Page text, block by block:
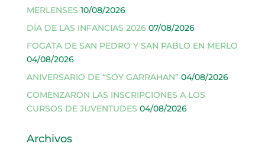
MERLENSES 10/08/2026
DÍA DE LAS INFANCIAS 2026 07/08/2026
FOGATA DE SAN PEDRO Y SAN PABLO EN MERLO
04/08/2026
ANIVERSARIO DE “SOY GARRAHAN” 04/08/2026
COMENZARON LAS INSCRIPCIONES A LOS
CURSOS DE JUVENTUDES 04/08/2026
Archivos